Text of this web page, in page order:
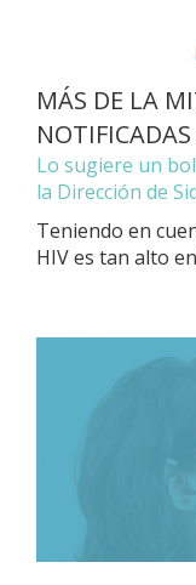
MÁS DE LA
Lo sugiere un
la Dirección de
Teniendo en
HIV es tan alto